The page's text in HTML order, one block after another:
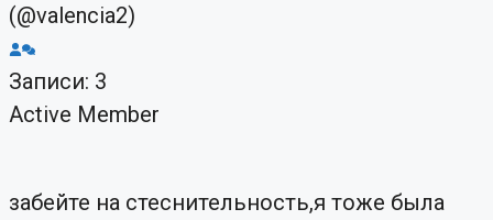
(@valencia2)
Записи: 3
Active Member
забейте на стеснительность,я тоже была